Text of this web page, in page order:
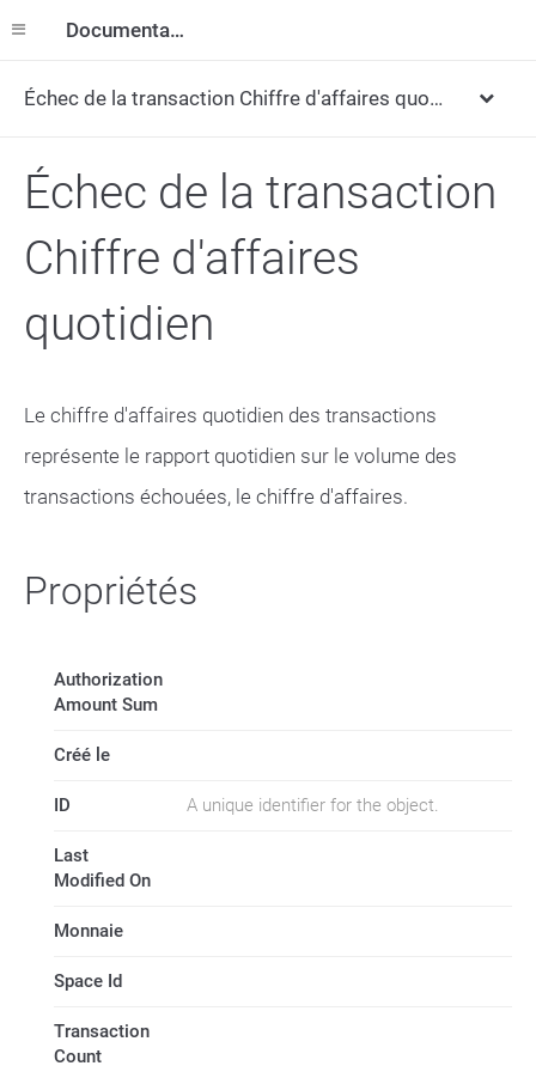
Documentation
Échec de la transaction Chiffre d'affaires quotidien
Échec de la transaction
Chiffre d'affaires
quotidien
Le chiffre d'affaires quotidien des transactions
représente le rapport quotidien sur le volume des
transactions échouées, le chiffre d'affaires.
Propriétés
Authorization
Amount Sum
Créé le
ID A unique identifier for the object.
Last
Modified On
Monnaie
Space Id
Transaction
Count